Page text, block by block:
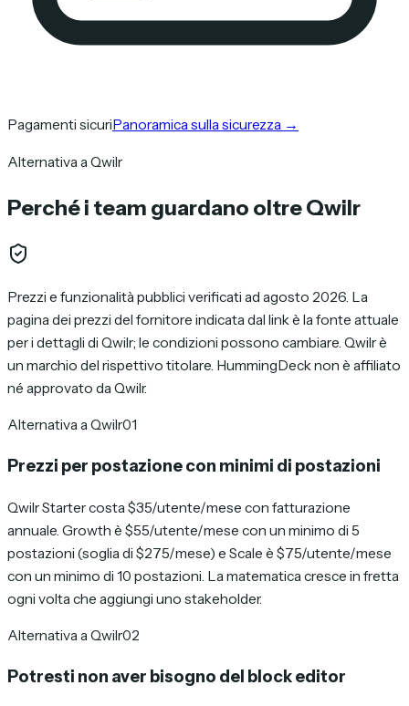
Pagamenti sicuriPanoramica sulla sicurezza →
Alternativa a Qwilr
Perché i team guardano oltre Qwilr
Prezzi e funzionalità pubblici verificati ad agosto 2026. La
pagina dei prezzi del fornitore indicata dal link è la fonte attuale
per i dettagli di Qwilr; le condizioni possono cambiare. Qwilr è
un marchio del rispettivo titolare. HummingDeck non è affiliato
né approvato da Qwilr.
Alternativa a Qwilr01
Prezzi per postazione con minimi di postazioni
Qwilr Starter costa $35/utente/mese con fatturazione
annuale. Growth è $55/utente/mese con un minimo di 5
postazioni (soglia di $275/mese) e Scale è $75/utente/mese
con un minimo di 10 postazioni. La matematica cresce in fretta
ogni volta che aggiungi uno stakeholder.
Alternativa a Qwilr02
Potresti non aver bisogno del block editor